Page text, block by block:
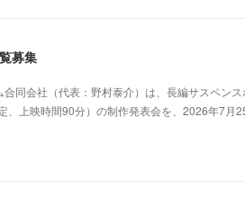
募集
同会社（代表：野村泰介）は、長編サスペン
上映時間90分）の制作発表会を、2026年7月